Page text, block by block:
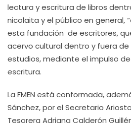
lectura y escritura de libros
nicolaita y el público en general,
esta fundación de escritores,
acervo cultural dentro y fuera
estudios, mediante el impulso
escritura.
La FMEN está conformada,
Sánchez, por el Secretario
Tesorera Adriana Calderón